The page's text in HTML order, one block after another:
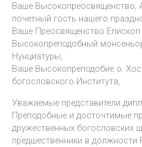
Ваше Высокопреосвященство,
почетный гость нашего
Ваше Преосвященство
Высокопреподобный
Нунциатуры,
Ваше Высокопреподобие о.
богословского Института,
Уважаемые представители
Преподобные и досточтимые
дружественных богословских
предшественники в должности